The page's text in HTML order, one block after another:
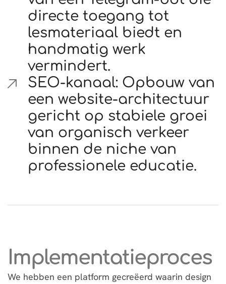
directe toegang tot
lesmateriaal biedt en
handmatig werk
vermindert.
SEO-kanaal: Opbouw van
een website-architectuur
gericht op stabiele groei
van organisch verkeer
binnen de niche van
professionele educatie.
Implementatieproces
We hebben een platform gecreëerd waarin design